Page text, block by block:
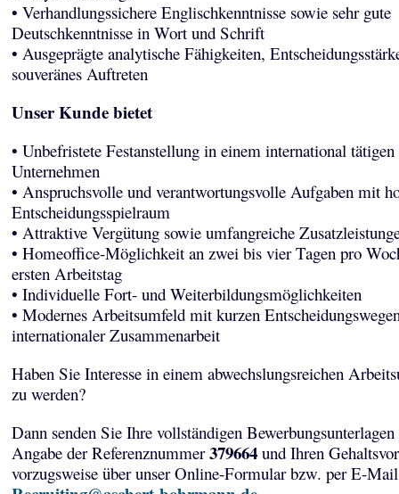
• Verhandlungssichere Englischkenntnisse sowie sehr gute
Deutschkenntnisse in Wort und Schrift
• Ausgeprägte analytische Fähigkeiten,
souveränes Auftreten
Unser Kunde bietet
• Unbefristete Festanstellung in einem international tätigen
Unternehmen
• Anspruchsvolle und verantwortungsvolle Aufgaben mit
Entscheidungsspielraum
• Attraktive Vergütung sowie umfangreiche
• Homeoffice-Möglichkeit an zwei bis vier Tagen pro
ersten Arbeitstag
• Individuelle Fort- und Weiterbildungsmöglichkeiten
• Modernes Arbeitsumfeld mit kurzen
internationaler Zusammenarbeit
Haben Sie Interesse in einem abwechslungsreichen
zu werden?
Dann senden Sie Ihre vollständigen Bewerbungsunterlagen
Angabe der Referenznummer379664und Ihren
vorzugsweise über unser Online-Formular bzw. per E-